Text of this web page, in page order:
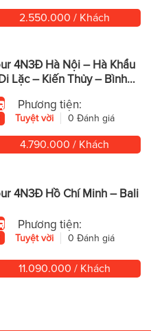
2.550.000 / Khách
4N3Đ Hà Nội – Hà Khẩu
Lặc – Kiến Thủy – Bình
– Mông Tự
Phương tiện:
Tuyệt vời 0 Đánh giá
4.790.000 / Khách
4N3Đ Hồ Chí Minh – Bali
Phương tiện:
Tuyệt vời 0 Đánh giá
11.090.000 / Khách